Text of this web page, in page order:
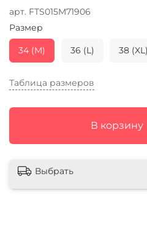
арт. FTS015M71906
Таблица размеров
В корзину
Размер
34 (M) 36 (L) 38 (XL)
Выбрать